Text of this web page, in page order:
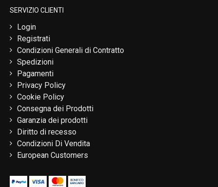
SERVIZIO CLIENTI
Login
Registrati
Condizioni Generali di Contratto
Spedizioni
Pagamenti
Privacy Policy
Cookie Policy
Consegna dei Prodotti
Garanzia dei prodotti
Diritto di recesso
Condizioni Di Vendita
European Customers